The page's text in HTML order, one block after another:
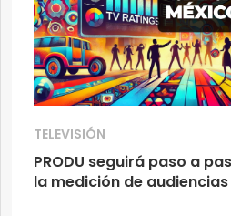
TELEVISIÓN
PRODU seguirá paso a
la medición de audiencias